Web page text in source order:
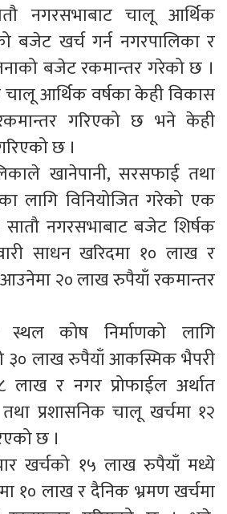
नगरसभाबाट चालू आर्थिक
बजेट खर्च गर्न नगरपालिका र
बजेट रकमान्तर गरेको छ ।
चालू आर्थिक वर्षका केही विकास
गरिएको छ भने केही
छ ।
खानेपानी, सरसफाई तथा
लागि विनियोजित गरेको एक
नगरसभाबाट बजेट शिर्षक
साधन खरिदमा १० लाख र
२० लाख रुपैयाँ रकमान्तर
स्थल कोष निर्माणको लागि
३० लाख रुपैयाँ आकस्मिक भैपरी
लाख र नगर प्रोफाईल अर्थात
प्रशासनिक चालू खर्चमा १२
छ ।
खर्चको १५ लाख रुपैयाँ मध्ये
१० लाख र दैनिक भ्रमण खर्चमा